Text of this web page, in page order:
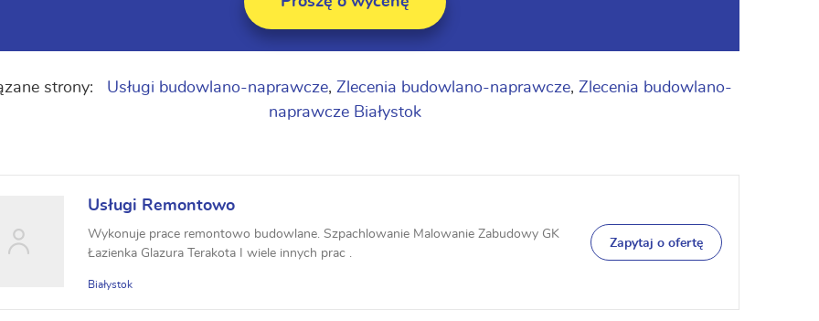
strony: Usługi budowlano-naprawcze, Zlecenia budowlano-naprawcze, Zlecenia budowlano-
naprawcze Białystok
Usługi Remontowo
Wykonuje prace remontowo budowlane. Szpachlowanie Malowanie Zabudowy GK
Łazienka Glazura Terakota I wiele innych prac .
Białystok
Zapytaj o ofertę